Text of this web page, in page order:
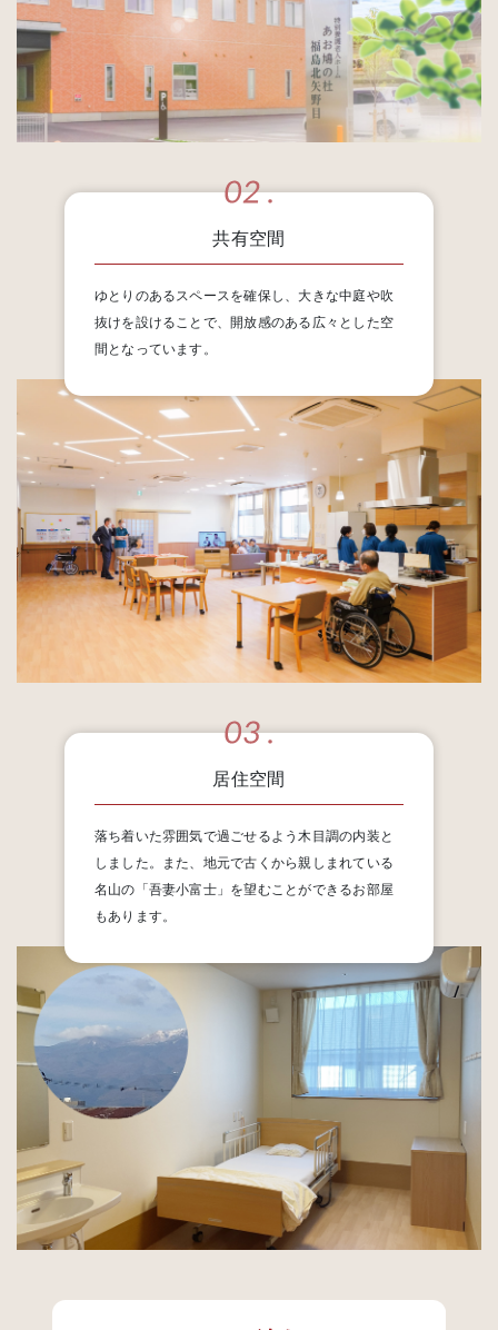
共有空間
ゆとりのあるスペースを確保し、大きな中庭や吹
抜けを設けることで、開放感のある広々とした空
間となっています。
居住空間
落ち着いた雰囲気で過ごせるよう木目調の内装と
しました。また、地元で古くから親しまれている
名山の「吾妻小富士」を望むことができるお部屋
もあります。